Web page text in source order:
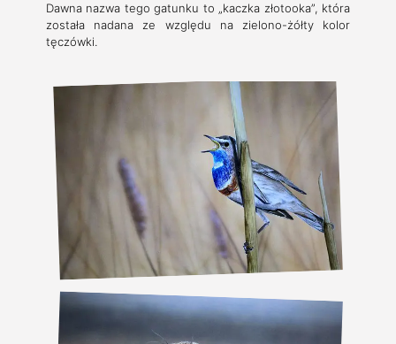
Dawna nazwa tego gatunku to „kaczka złotooka”, która
została nadana ze względu na zielono-żółty kolor
tęczówki.